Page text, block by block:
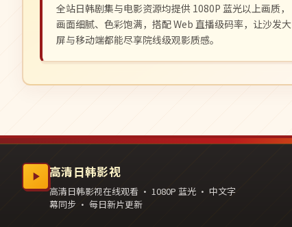
全站日韩剧集与电影资源均提供 1080P 蓝光以上画质，
画面细腻、色彩饱满，搭配 Web 直播级码率，让沙发大
屏与移动端都能尽享院线级观影质感。
高清日韩影视
高清日韩影视在线观看 · 1080P 蓝光 · 中文字
幕同步 · 每日新片更新